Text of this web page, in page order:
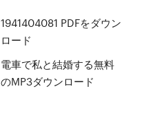
1941404081 PDFをダウン
ロード
電車で私と結婚する無料
のMP3ダウンロード